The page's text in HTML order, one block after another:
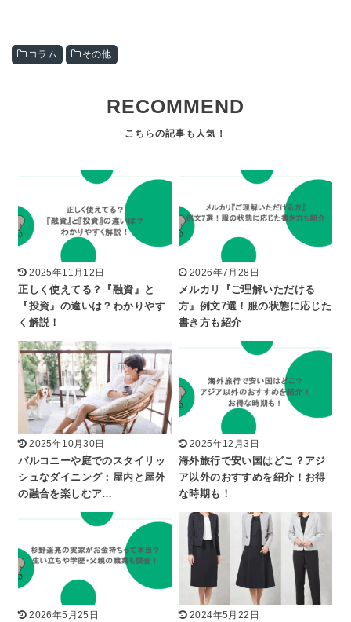
コラム その他
RECOMMEND
2025年11月12日
正しく使えてる？『融資』と
『投資』の違いは？わかりやす
く解説！
2026年7月28日
メルカリ『ご理解いただける
方』例文7選！服の状態に応じた
書き方も紹介
2025年10月30日
バルコニーや庭でのスタイリッ
シュなダイニング：屋内と屋外
の融合を楽しむア…
2025年12月3日
海外旅行で安い国はどこ？アジ
ア以外のおすすめを紹介！お得
な時期も！
2026年5月25日
2024年5月22日